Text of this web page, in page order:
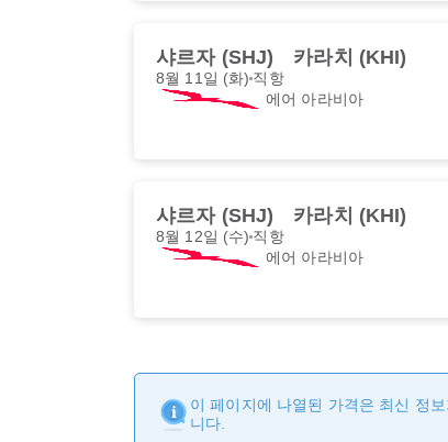
샤르자 (SHJ) 카라치 (KHI)
8월 11일 (화) 직항
에어 아라비아
샤르자 (SHJ) 카라치 (KHI)
8월 12일 (수) 직항
에어 아라비아
이 페이지에 나열된 가격은 최신 정
니다.